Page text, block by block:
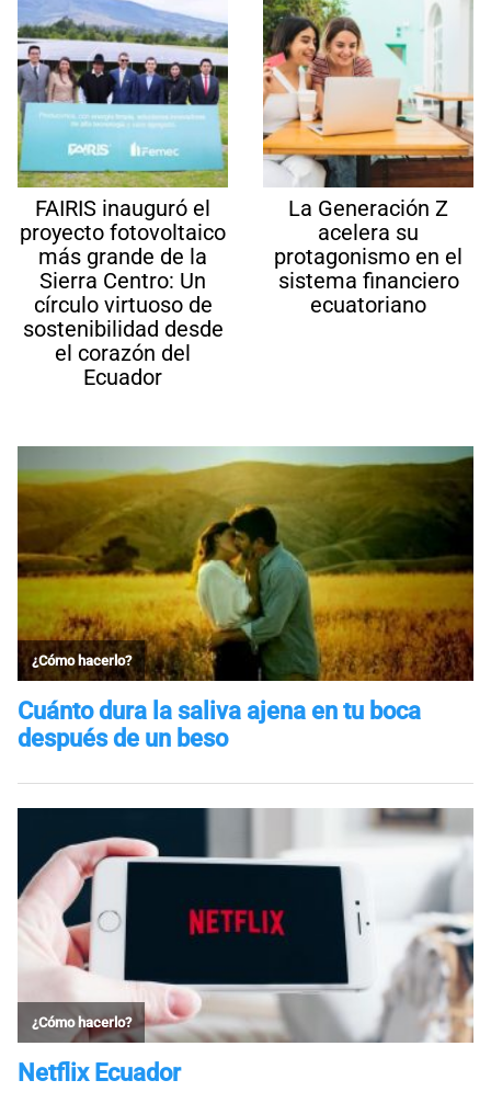
FAIRIS inauguró el
proyecto fotovoltaico
más grande de la
Sierra Centro: Un
círculo virtuoso de
sostenibilidad desde
el corazón del
Ecuador
La Generación Z
acelera su
protagonismo en el
sistema financiero
ecuatoriano